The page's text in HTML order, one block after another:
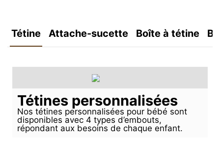
Tétine Attache-sucette Boîte à tétine
Tétines personnalisées
Nos tétines personnalisées pour bébé sont
disponibles avec 4 types d’embouts,
répondant aux besoins de chaque enfant.